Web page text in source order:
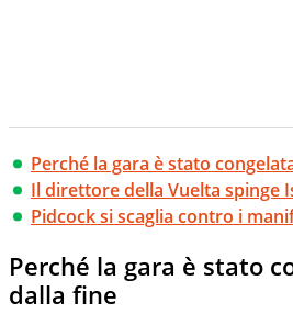
Perché la gara è stato
Il direttore della Vuelta spinge
Pidcock si scaglia contro i
Perché la gara è stato
dalla fine